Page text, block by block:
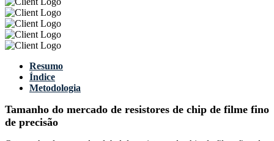
Resumo
Índice
Metodologia
Tamanho do mercado de resistores de chip de filme fino
de precisão